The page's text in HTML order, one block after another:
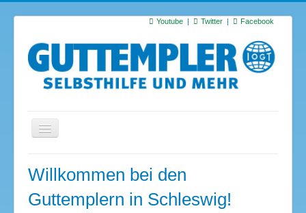
Youtube Twitter Facebook
Suchen
S
Willkommen bei den
Guttemplern in Schleswig!